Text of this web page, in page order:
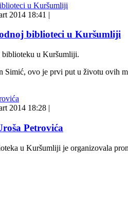
2014 18:41 |
biblioteci u Kuršumliji
biblioteku u Kuršumliji.
ovo je prvi put u životu ovih
2014 18:28 |
Petrovića
u Kuršumliji je organizovala